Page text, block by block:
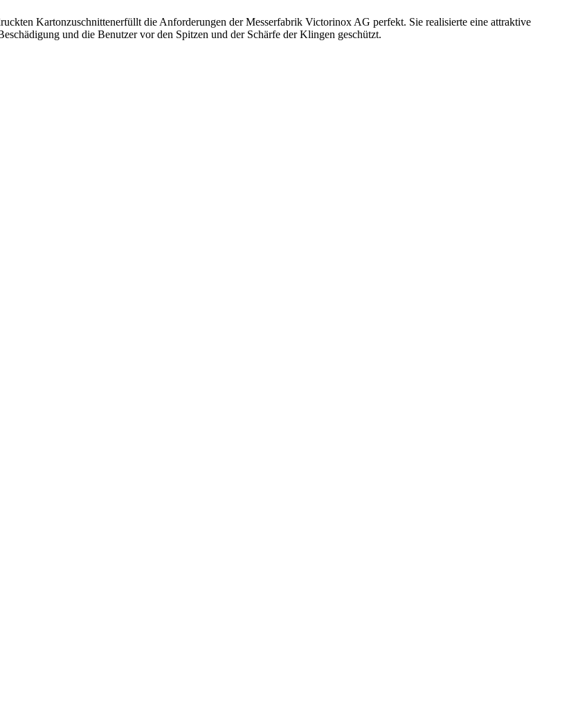
Kartonzuschnittenerfüllt die Anforderungen der Messerfabrik Victorinox AG perfekt. Sie realisierte eine attraktive
und die Benutzer vor den Spitzen und der Schärfe der Klingen geschützt.